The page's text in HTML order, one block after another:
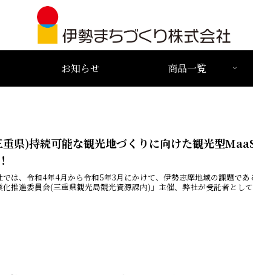
お知らせ 商品一覧
重県)持続可能な観光地づくりに向けた観光型
では、令和4年4月から令和5年3月にかけて、伊勢志摩地域の課題で
化推進委員会(三重県観光局観光資源課内)」主催、弊社が受託者とし